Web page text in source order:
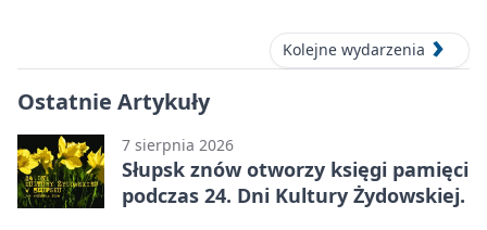
Kolejne wydarzenia
Ostatnie Artykuły
7 sierpnia 2026
Słupsk znów otworzy księgi pamięci
podczas 24. Dni Kultury Żydowskiej.